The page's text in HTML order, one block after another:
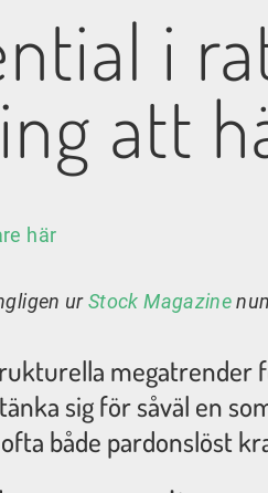
i
att
här
urStock Magazine
sig för såväl en
både pardonslöst